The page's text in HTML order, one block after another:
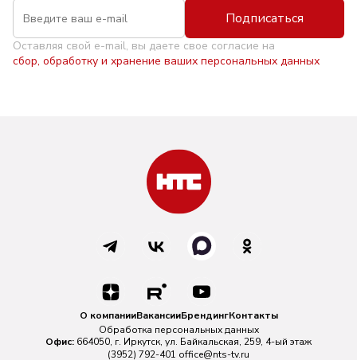
Подписаться
Оставляя свой e-mail, вы даете свое согласие на
сбор, обработку и хранение ваших персональных данных
О компанииВакансииБрендингКонтакты
Обработка персональных данных
Офис: 664050, г. Иркутск, ул. Байкальская, 259, 4-ый этаж
(3952) 792-401 office@nts-tv.ru